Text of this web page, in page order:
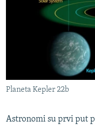
RSE PRIČE IZ SVIJETA
ISPRIČAJ MI
DNEVNO@RSE
SPECIJALI RSE
VIŠE OD NASLOVA
GENOCID U SREBRENICI
PRATITE NAS
Planeta Kepler 22b
Astronomi su prvi put